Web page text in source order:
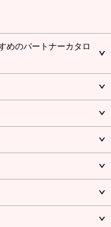
めのパートナーカタロ